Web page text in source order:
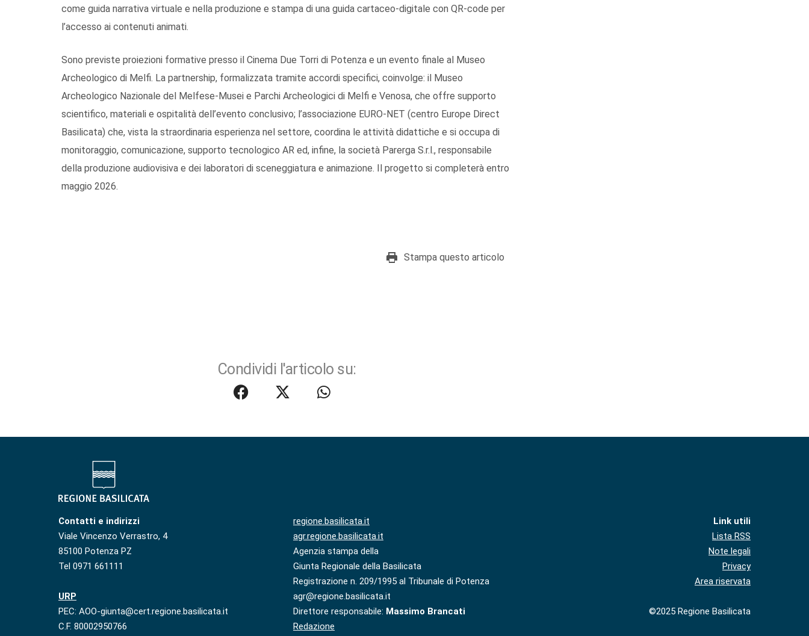
come guida narrativa virtuale e nella produzione e stampa di una guida cartaceo-digitale con QR-code per
l’accesso ai contenuti animati.
Sono previste proiezioni formative presso il Cinema Due Torri di Potenza e un evento finale al Museo
Archeologico di Melfi. La partnership, formalizzata tramite accordi specifici, coinvolge: il Museo
Archeologico Nazionale del Melfese-Musei e Parchi Archeologici di Melfi e Venosa, che offre supporto
scientifico, materiali e ospitalità dell’evento conclusivo; l’associazione EURO-NET (centro Europe Direct
Basilicata) che, vista la straordinaria esperienza nel settore, coordina le attività didattiche e si occupa di
monitoraggio, comunicazione, supporto tecnologico AR ed, infine, la società Parerga S.r.l., responsabile
della produzione audiovisiva e dei laboratori di sceneggiatura e animazione. Il progetto si completerà entro
maggio 2026.
Stampa questo articolo
Condividi l'articolo su:
Contatti e indirizzi
Viale Vincenzo Verrastro, 4
85100 Potenza PZ
Tel 0971 661111
URP
PEC: AOO-giunta@cert.regione.basilicata.it
C.F. 80002950766
regione.basilicata.it
agr.regione.basilicata.it
Agenzia stampa della
Giunta Regionale della Basilicata
Registrazione n. 209/1995 al Tribunale di Potenza
agr@regione.basilicata.it
Direttore responsabile: Massimo Brancati
Redazione
Link utili
Lista RSS
Note legali
Privacy
Area riservata
©2025 Regione Basilicata